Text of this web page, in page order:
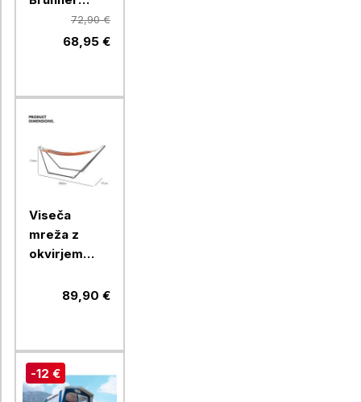
RAPTOR
HIGHBACK,
72,90 €
68,95 €
Viseča
mreža z
okvirjem
VONDV-89,90 €
-12 €